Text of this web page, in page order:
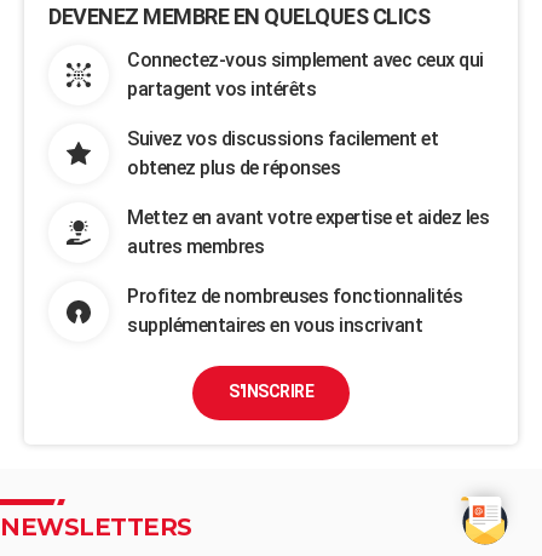
DEVENEZ MEMBRE EN QUELQUES CLICS
Connectez-vous simplement avec ceux qui
partagent vos intérêts
Suivez vos discussions facilement et
obtenez plus de réponses
Mettez en avant votre expertise et aidez les
autres membres
Profitez de nombreuses fonctionnalités
supplémentaires en vous inscrivant
S'INSCRIRE
NEWSLETTERS